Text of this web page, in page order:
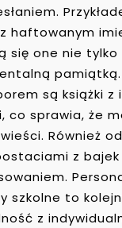
haftowanym
się one nie tylko
pamiątką.
są książki z
co sprawia, że
Również
z bajek
szkolne to
z